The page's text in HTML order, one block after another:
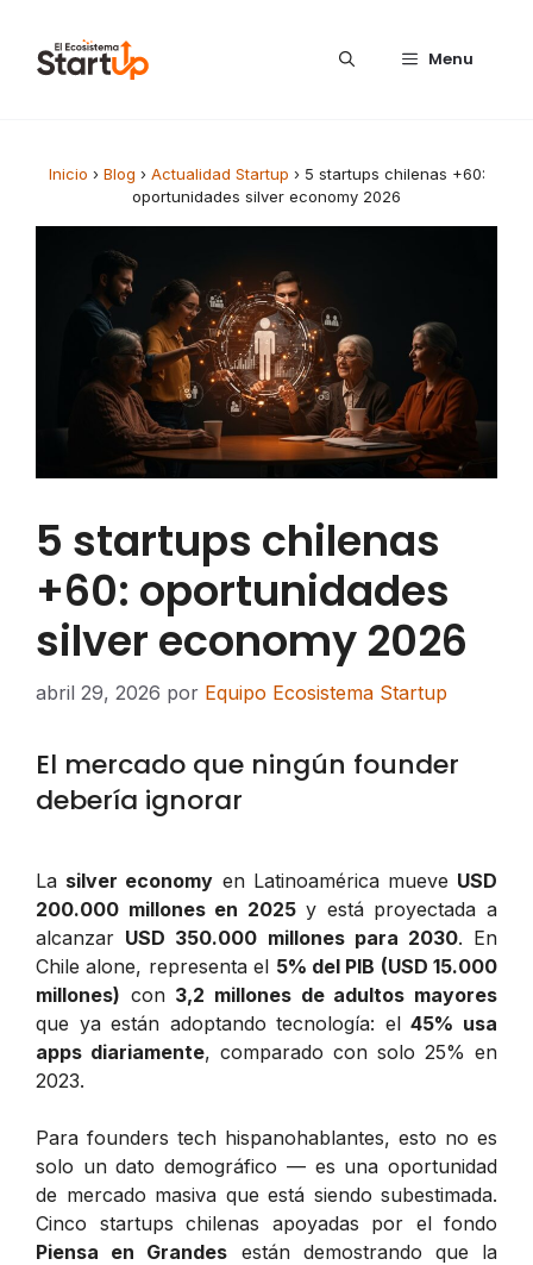
Menu
Inicio › Blog › Actualidad Startup › 5 startups chilenas +60:
oportunidades silver economy 2026
5 startups chilenas
+60: oportunidades
silver economy 2026
abril 29, 2026 por Equipo Ecosistema Startup
El mercado que ningún founder
debería ignorar
La silver economy en Latinoamérica mueve USD
200.000 millones en 2025y está proyectada a
alcanzar USD 350.000 millones para 2030. En
Chile alone, representa el 5% del PIB (USD 15.000
millones) con 3,2 millones de adultos mayores
que ya están adoptando tecnología: el45% usa
apps diariamente, comparado con solo 25% en
2023.
Para founders tech hispanohablantes, esto no es
solo un dato demográfico — es una oportunidad
de mercado masiva que está siendo subestimada.
Cinco startups chilenas apoyadas por el fondo
Piensa en Grandes están demostrando que la